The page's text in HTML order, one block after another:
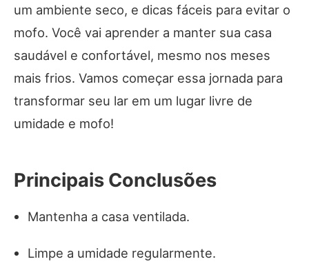
um ambiente seco, e dicas fáceis para evitar o
mofo. Você vai aprender a manter sua casa
saudável e confortável, mesmo nos meses
mais frios. Vamos começar essa jornada para
transformar seu lar em um lugar livre de
umidade e mofo!
Principais Conclusões
Mantenha a casa ventilada.
Limpe a umidade regularmente.